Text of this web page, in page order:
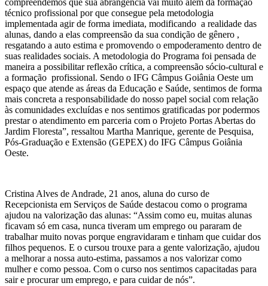
compreendemos que sua abrangência vai muito além da formação
técnico profissional por que consegue pela metodologia
implementada agir de forma imediata, modificando a realidade das
alunas, dando a elas compreensão da sua condição de gênero ,
resgatando a auto estima e promovendo o empoderamento dentro de
suas realidades sociais. A metodologia do Programa foi pensada de
maneira a possibilitar reflexão crítica, a compreensão sócio-cultural e
a formação profissional. Sendo o IFG Câmpus Goiânia Oeste um
espaço que atende as áreas da Educação e Saúde, sentimos de forma
mais concreta a responsabilidade do nosso papel social com relação
às comunidades excluídas e nos sentimos gratificadas por podermos
prestar o atendimento em parceria com o Projeto Portas Abertas do
Jardim Floresta”, ressaltou Martha Manrique, gerente de Pesquisa,
Pós-Graduação e Extensão (GEPEX) do IFG Câmpus Goiânia
Oeste.
Cristina Alves de Andrade, 21 anos, aluna do curso de
Recepcionista em Serviços de Saúde destacou como o programa
ajudou na valorização das alunas: “Assim como eu, muitas alunas
ficavam só em casa, nunca tiveram um emprego ou pararam de
trabalhar muito novas porque engravidaram e tinham que cuidar dos
filhos pequenos. E o cursou trouxe para a gente valorização, ajudou
a melhorar a nossa auto-estima, passamos a nos valorizar como
mulher e como pessoa. Com o curso nos sentimos capacitadas para
sair e procurar um emprego, e para cuidar de nós”.